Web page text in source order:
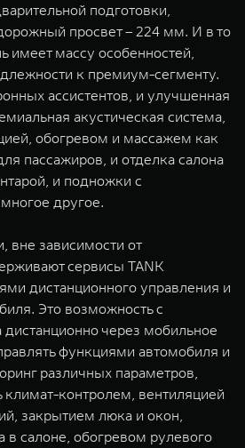
подготовки,
просвет – 224 мм. И в то
имеет массу особенностей,
к премиум-сегменту.
ассистентов, и улучшенная
акустическая система,
обогревом и массажем как
пассажиров, и отделка салона
и подножки с
другое.
вне зависимости от
сервисы TANK
дистанционного управления и
Это возможность с
через мобильное
функциями автомобиля и
различных параметров,
климат-контролем, вентиляцией
закрытием люка и окон,
в салоне, обогревом рулевого